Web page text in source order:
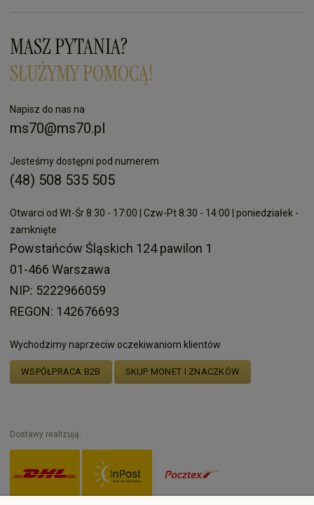
MASZ PYTANIA?
SŁUŻYMY POMOCĄ!
Napisz do nas na
ms70@ms70.pl
Jesteśmy dostępni pod numerem
(48) 508 535 505
Otwarci od Wt-Śr 8:30 - 17:00 | Czw-Pt 8:30 - 14:00 | poniedziałek -
zamknięte
Powstańców Śląskich 124 pawilon 1
01-466 Warszawa
NIP: 5222966059
REGON: 142676693
Wychodzimy naprzeciw oczekiwaniom klientów
WSPÓŁPRACA B2B SKUP MONET I ZNACZKÓW
Dostawy realizują: